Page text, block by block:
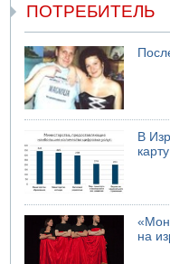
ПОТРЕБИТЕЛЬ
В
на